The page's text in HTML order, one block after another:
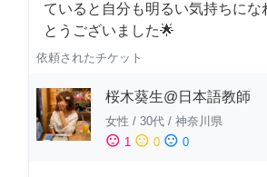
ていると自分も明るい気持ちにな
とうございました🌟
依頼されたチケット
桜木葵生@日本語教師
女性 / 30代 / 神奈川県
sentiment_satisfied 1 sentiment_neutral 0 sentiment_dissatisfied 0